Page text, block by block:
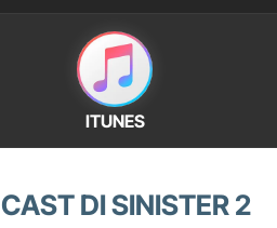
ITUNES
CAST DI SINISTER 2